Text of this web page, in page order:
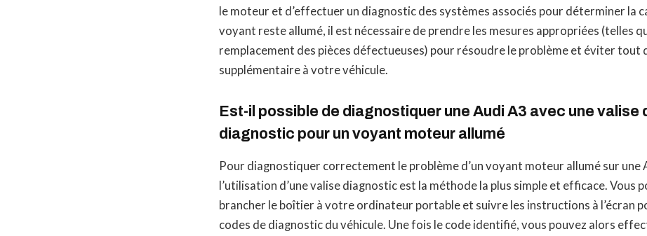
le moteur et d’effectuer un diagnostic des systèmes associés pour déterminer la
voyant reste allumé, il est nécessaire de prendre les mesures appropriées (telles
remplacement des pièces défectueuses) pour résoudre le problème et éviter tout
supplémentaire à votre véhicule.
Est-il possible de diagnostiquer une Audi A3 avec une valise
diagnostic pour un voyant moteur allumé
Pour diagnostiquer correctement le problème d’un voyant moteur allumé sur une
l’utilisation d’une valise diagnostic est la méthode la plus simple et efficace. Vous
brancher le boîtier à votre ordinateur portable et suivre les instructions à l’écran
codes de diagnostic du véhicule. Une fois le code identifié, vous pouvez alors